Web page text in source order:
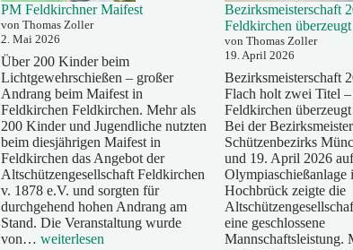
PM Feldkirchner Maifest
von Thomas Zoller
2. Mai 2026
Über 200 Kinder beim
Lichtgewehrschießen – großer
Andrang beim Maifest in
Feldkirchen Feldkirchen. Mehr als
200 Kinder und Jugendliche nutzten
beim diesjährigen Maifest in
Feldkirchen das Angebot der
Altschützengesellschaft Feldkirchen
v. 1878 e.V. und sorgten für
durchgehend hohen Andrang am
Stand. Die Veranstaltung wurde
von… PM
weiterlesen
Bezirksmeisterschaft
Feldkirchen überzeugt
von Thomas Zoller
19. April 2026
Bezirksmeisterschaft
Flach holt zwei Titel
Feldkirchen überzeugt
Bei der
Schützenbezirks
und 19. April 2026
Olympiaschießanlage
Hochbrück zeigte die
eine geschlossene
Mannschaftsleistung.